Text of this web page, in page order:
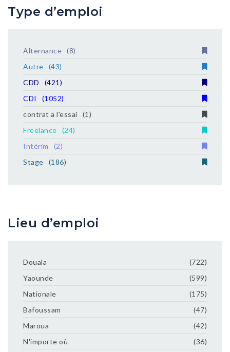
Type d’emploi
Alternance (8)
Autre
(43)
CDD
(421)
CDI
(1052)
contrat a l'essai
(1)
Freelance
(24)
Intérim
(2)
Stage
(186)
Lieu d’emploi
Douala
(722)
Yaounde
(599)
Nationale
(175)
Bafoussam
(47)
Maroua
(42)
N'importe où
(36)